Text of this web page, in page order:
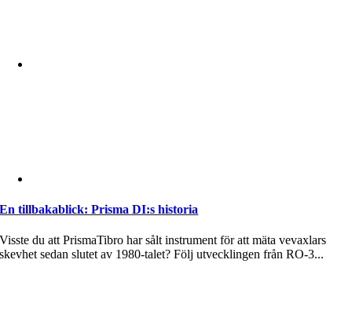
En tillbakablick: Prisma DI:s historia
Visste du att PrismaTibro har sålt instrument för att mäta vevaxlars
skevhet sedan slutet av 1980-talet? Följ utvecklingen från RO-3...